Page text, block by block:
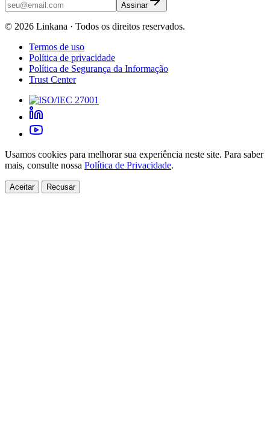
Assinar
© 2026 Linkana · Todos os direitos reservados.
Termos de uso
Política de privacidade
Política de Segurança da Informação
Trust Center
Usamos cookies para melhorar sua experiência neste site. Para saber
mais, consulte nossa Política de Privacidade.
Aceitar Recusar